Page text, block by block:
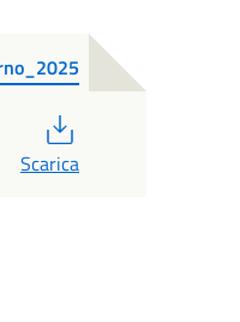
Scarica